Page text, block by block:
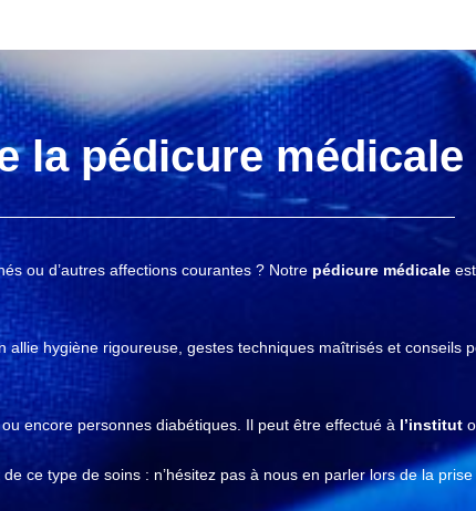
la pédicure médicale
ou d’autres affections courantes ? Notre pédicure médicale
hygiène rigoureuse, gestes techniques maîtrisés et conseils
encore personnes diabétiques. Il peut être effectué à l’institut
ce type de soins : n’hésitez pas à nous en parler lors de la